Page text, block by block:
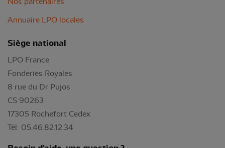
Annuaire LPO locales
Siège national
LPO France
Fonderies Royales
8 rue du Dr Pujos
CS 90263
17305 Rochefort Cedex
Tél: 05.46.82.12.34